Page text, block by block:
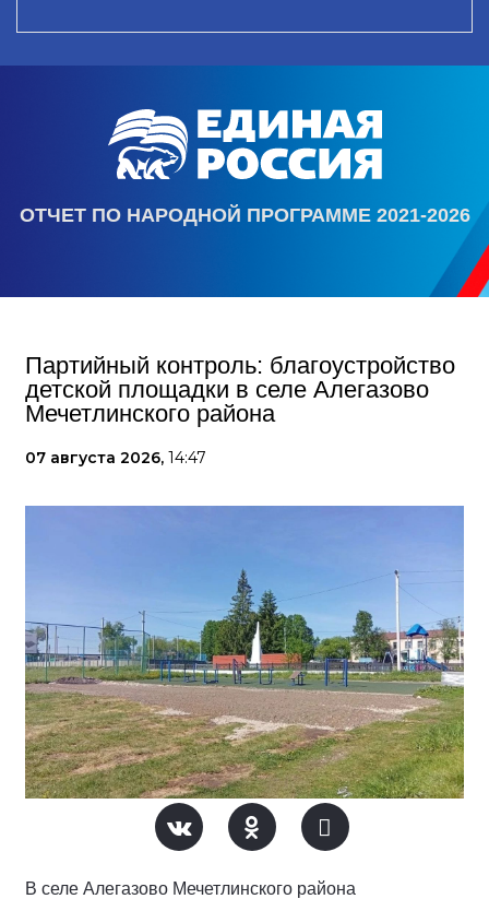
ОТЧЕТ ПО НАРОДНОЙ ПРОГРАММЕ 2021-2026
Партийный контроль: благоустройство
детской площадки в селе Алегазово
Мечетлинского района
07 августа 2026, 14:47
В селе Алегазово Мечетлинского района